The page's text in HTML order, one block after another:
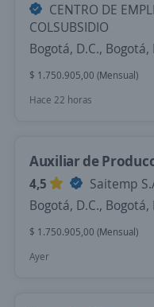
CENTRO DE
COLSUBSIDIO
Bogotá, D.C., Bogotá,
$ 1.750.905,00 (Mensual)
Hace 22 horas
Auxiliar de
4,5
Saitemp
Bogotá, D.C., Bogotá,
$ 1.750.905,00 (Mensual)
Ayer